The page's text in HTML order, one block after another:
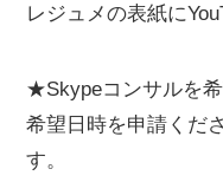
レジュメの表紙に
★Skypeコンサルを
希望日時を申請くだ
す。